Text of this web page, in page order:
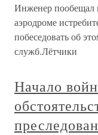
Инженер пообещал
аэродроме
побеседовать об
служб.Лётчики
Начало